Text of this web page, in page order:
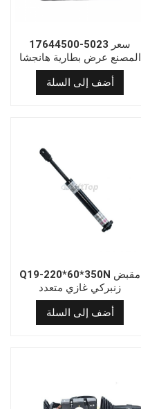
17644500-5023 سعر
المصنع عرض بطارية هانجشا
أضف إلى السلة
Q19-220*60*350N مقبض
زنبركي غازي متعدد
الاستخدامات
أضف إلى السلة